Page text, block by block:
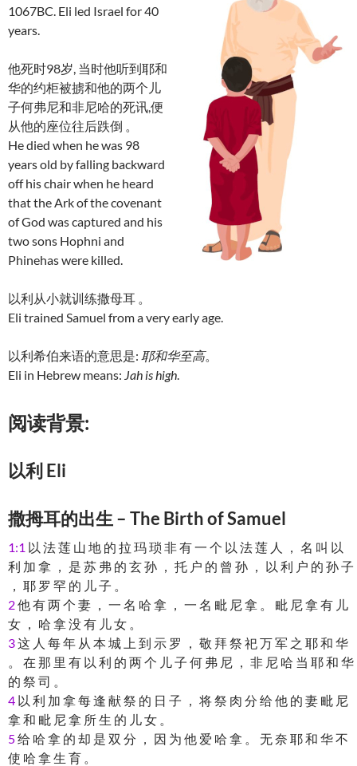
1067BC. Eli led Israel for 40
years.
他死时98岁, 当时他听到耶和
华的约柜被掳和他的两个儿
子何弗尼和非尼哈的死讯,便
从他的座位往后跌倒 。
He died when he was 98
years old by falling backward
off his chair when he heard
that the Ark of the covenant
of God was captured and his
two sons Hophni and
Phinehas were killed.
以利从小就训练撒母耳 。
Eli trained Samuel from a very early age.
以利希伯来语的意思是: 耶和华至高。
Eli in Hebrew means: Jah is high.
阅读背景:
以利 Eli
撒拇耳的出生 – The Birth of Samuel
1:1 以 法 莲 山 地 的 拉 玛 琐 非 有 一 个 以 法 莲 人 ， 名 叫 以
利 加 拿 ， 是 苏 弗 的 玄 孙 ， 托 户 的 曾 孙 ， 以 利 户 的 孙 子
， 耶 罗 罕 的 儿 子 。
2他 有 两 个 妻 ， 一 名 哈 拿 ， 一 名 毗 尼 拿 。 毗 尼 拿 有 儿
女 ， 哈 拿 没 有 儿 女 。
3这 人 每 年 从 本 城 上 到 示 罗 ， 敬 拜 祭 祀 万 军 之 耶 和 华
。 在 那 里 有 以 利 的 两 个 儿 子 何 弗 尼 ， 非 尼 哈 当 耶 和 华
的 祭 司 。
4 以 利 加 拿 每 逢 献 祭 的 日 子 ， 将 祭 肉 分 给 他 的 妻 毗 尼
拿 和 毗 尼 拿 所 生 的 儿 女 。
5给 哈 拿 的 却 是 双 分 ， 因 为 他 爱 哈 拿 。 无 奈 耶 和 华 不
使 哈 拿 生 育 。